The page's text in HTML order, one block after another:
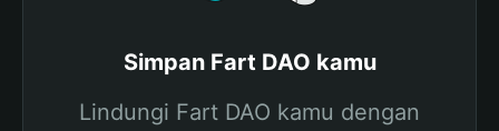
Simpan Fart DAO kamu
Lindungi Fart DAO kamu dengan